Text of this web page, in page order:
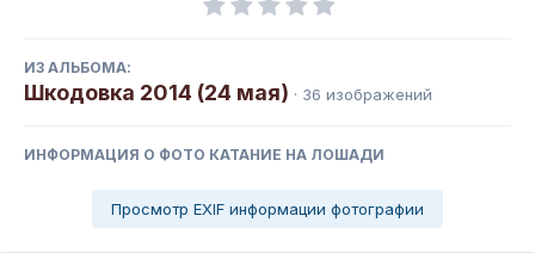
ИЗ АЛЬБОМА:
Шкодовка 2014 (24 мая) · 36 изображений
ИНФОРМАЦИЯ О ФОТО КАТАНИЕ НА ЛОШАДИ
Просмотр EXIF информации фотографии